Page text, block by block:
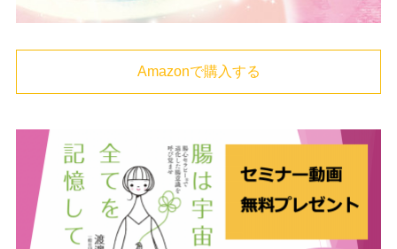
Amazonで購入する